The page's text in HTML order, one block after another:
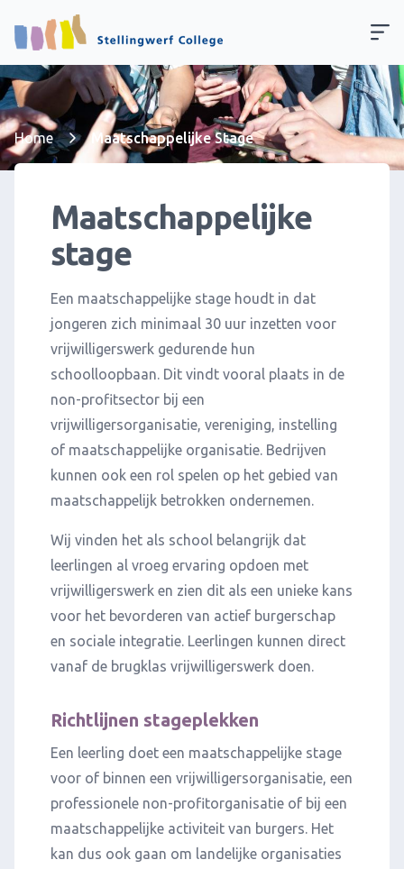
Home Maatschappelijke Stage
Maatschappelijke
stage
Een maatschappelijke stage houdt in dat
jongeren zich minimaal 30 uur inzetten voor
vrijwilligerswerk gedurende hun
schoolloopbaan. Dit vindt vooral plaats in de
non-profitsector bij een
vrijwilligersorganisatie, vereniging, instelling
of maatschappelijke organisatie. Bedrijven
kunnen ook een rol spelen op het gebied van
maatschappelijk betrokken ondernemen.
Wij vinden het als school belangrijk dat
leerlingen al vroeg ervaring opdoen met
vrijwilligerswerk en zien dit als een unieke kans
voor het bevorderen van actief burgerschap
en sociale integratie. Leerlingen kunnen direct
vanaf de brugklas vrijwilligerswerk doen.
Richtlijnen stageplekken
Een leerling doet een maatschappelijke stage
voor of binnen een vrijwilligersorganisatie, een
professionele non-profitorganisatie of bij een
maatschappelijke activiteit van burgers. Het
kan dus ook gaan om landelijke organisaties